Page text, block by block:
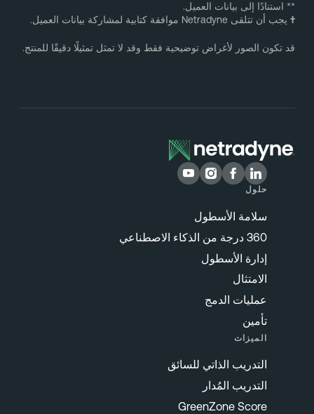
استنادًا إلى بيانات العميل.
يجب أن تتلقى Netradyne موافقة كتابية لمشاركة بيانات العميل.
تكون الصور لأغراض توضيحية فقط وقد لا تمثل تمثيلًا دقيقًا للمنتج.
سلامة الأسطول
إدارة الأسطول
الامتثال
عمليات الدمج
تأمين
الميزات
التدريب الذاتي للسائق
التدريب المُدار
GreenZone Score